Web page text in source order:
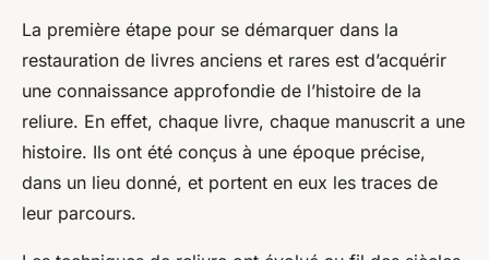
La première étape pour se démarquer dans la
restauration de livres anciens et rares est d’acquérir
une connaissance approfondie de l’histoire de la
reliure. En effet, chaque livre, chaque manuscrit a une
histoire. Ils ont été conçus à une époque précise,
dans un lieu donné, et portent en eux les traces de
leur parcours.